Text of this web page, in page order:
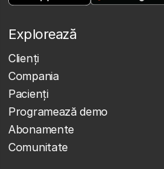
Explorează
Clienţi
Compania
Pacienți
Programează demo
Abonamente
Comunitate